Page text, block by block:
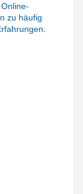
Online-
zu häufig